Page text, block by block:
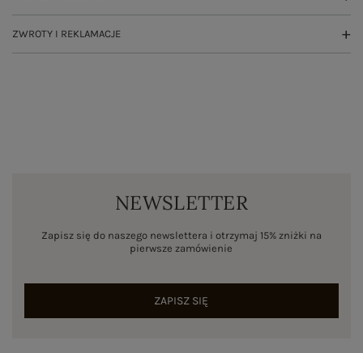
ZWROTY I REKLAMACJE
NEWSLETTER
Zapisz się do naszego newslettera i otrzymaj 15% zniżki na
pierwsze zamówienie
ZAPISZ SIĘ